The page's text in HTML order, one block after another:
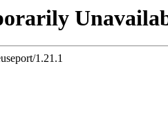
1.21.1